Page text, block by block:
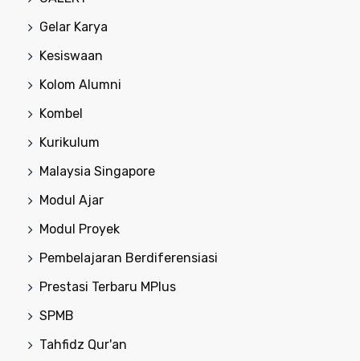
Gelar Karya
Kesiswaan
Kolom Alumni
Kombel
Kurikulum
Malaysia Singapore
Modul Ajar
Modul Proyek
Pembelajaran Berdiferensiasi
Prestasi Terbaru MPlus
SPMB
Tahfidz Qur'an